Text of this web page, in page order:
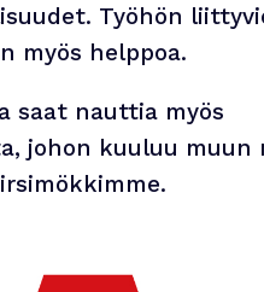
Työhön
myös helppoa.
saat nauttia myös
johon kuuluu muun